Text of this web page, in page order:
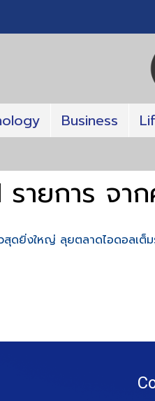
Business
ายการ จาก
วสุดยิ่งใหญ่ ลุยตลาดไอดอลเต็